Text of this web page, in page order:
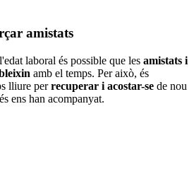
amistats
laboral és possible que les amistats i
amb el temps. Per això, és
lliure perrecuperar i acostar-se de nou
ens han acompanyat.